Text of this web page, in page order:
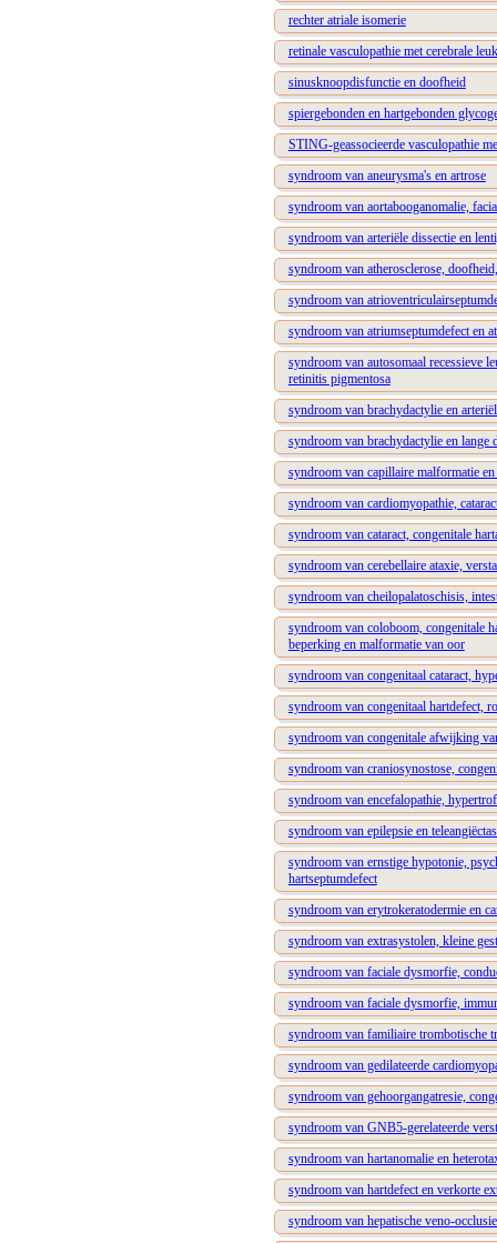
rechter atriale isomerie
retinale vasculopathie met cerebrale
sinusknoopdisfunctie en doofheid
spiergebonden en hartgebonden
STING-geassocieerde vasculopathie
syndroom van aneurysma's en artrose
syndroom van aortabooganomalie,
syndroom van arteriële dissectie en
syndroom van atherosclerose,
syndroom van
syndroom van atriumseptumdefect en
syndroom van autosomaal recessieve
retinitis pigmentosa
syndroom van brachydactylie en
syndroom van brachydactylie en lange
syndroom van capillaire malformatie
syndroom van cardiomyopathie,
syndroom van cataract, congenitale
syndroom van cerebellaire ataxie,
syndroom van cheilopalatoschisis,
syndroom van coloboom, congenitale
beperking en malformatie van oor
syndroom van congenitaal cataract,
syndroom van congenitaal hartdefect,
syndroom van congenitale afwijking
syndroom van craniosynostose,
syndroom van encefalopathie,
syndroom van epilepsie en
syndroom van ernstige hypotonie,
hartseptumdefect
syndroom van erytrokeratodermie en
syndroom van extrasystolen, kleine
syndroom van faciale dysmorfie,
syndroom van faciale dysmorfie,
syndroom van familiaire trombotische
syndroom van gedilateerde
syndroom van gehoorgangatresie,
syndroom van GNB5-gerelateerde
syndroom van hartanomalie en
syndroom van hartdefect en verkorte
syndroom van hepatische veno-